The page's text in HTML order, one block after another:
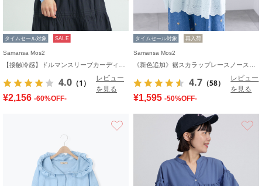
タイムセール対象 SALE
Samansa Mos2
4.0 （1）
レビュー
を見る
¥2,156 -60%OFF-
タイムセール対象 再入荷
Samansa Mos2
4.7 （58）
レビュー
を見る
¥1,595 -50%OFF-